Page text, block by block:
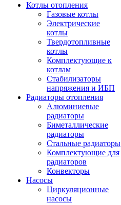
Котлы отопления
Газовые котлы
Электрические
котлы
Твердотопливные
котлы
Комплектующие к
котлам
Стабилизаторы
напряжения и ИБП
Радиаторы отопления
Алюминиевые
радиаторы
Биметаллические
радиаторы
Стальные радиаторы
Комплектующие для
радиаторов
Конвекторы
Насосы
Циркуляционные
насосы